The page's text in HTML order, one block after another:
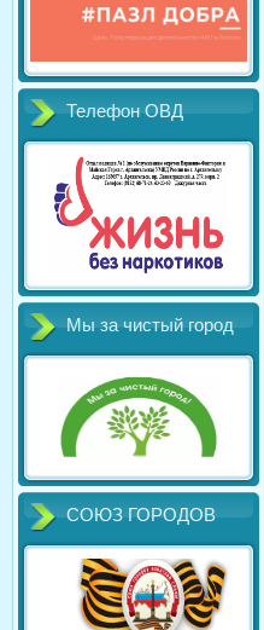
Телефон ОВД
Мы за чистый город
СОЮЗ ГОРОДОВ